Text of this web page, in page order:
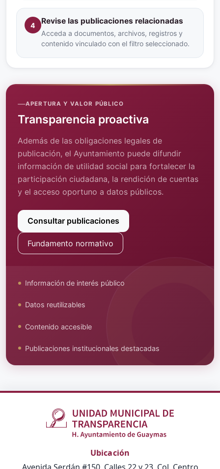
4 Revise las publicaciones relacionadas
Acceda a documentos, archivos, registros y
contenido vinculado con el filtro seleccionado.
APERTURA Y VALOR PÚBLICO
Transparencia proactiva
Además de las obligaciones legales de
publicación, el Ayuntamiento puede difundir
información de utilidad social para fortalecer la
participación ciudadana, la rendición de cuentas
y el acceso oportuno a datos públicos.
Consultar publicaciones
Fundamento normativo
Información de interés público
Datos reutilizables
Contenido accesible
Publicaciones institucionales destacadas
Ubicación